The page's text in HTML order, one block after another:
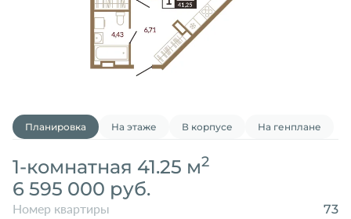
Планировка На этаже В корпусе На генплане
1-комнатная 41.25 м2
6 595 000 руб.
Номер квартиры 73